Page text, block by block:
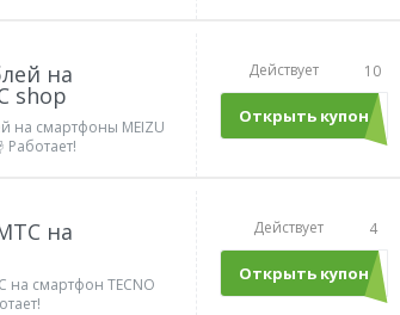
на
shop
на смартфоны MEIZU
Действует 10
Открыть купон
MTS76
на
на смартфон TECNO
Действует 4
Открыть купон
MTS76